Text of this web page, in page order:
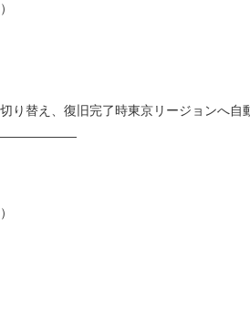
替え、復旧完了時東京リージョンへ自